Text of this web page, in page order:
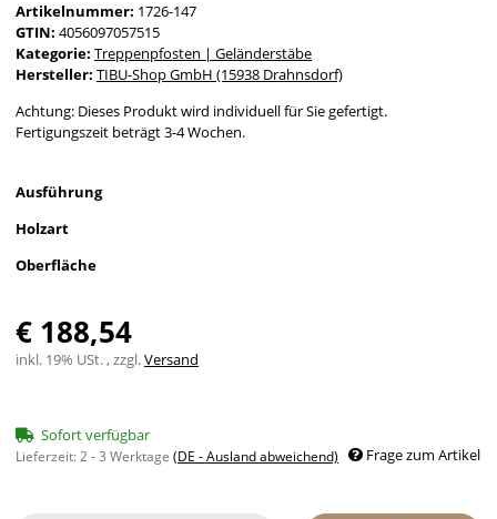
Artikelnummer: 1726-147
GTIN: 4056097057515
Kategorie: Treppenpfosten | Geländerstäbe
Hersteller: TIBU-Shop GmbH (15938 Drahnsdorf)
Achtung: Dieses Produkt wird individuell für Sie gefertigt.
Fertigungszeit beträgt 3-4 Wochen.
Ausführung
Holzart
Oberfläche
€ 188,54
inkl. 19% USt. , zzgl.Versand
Sofort verfügbar
Lieferzeit:2 - 3 Werktage (DE - Ausland abweichend) Frage zum Artikel